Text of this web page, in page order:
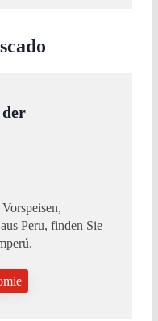
der
Peru, finden Sie